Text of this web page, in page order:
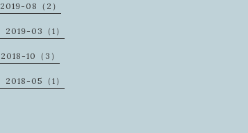
2019-08（2）
2019-03（1）
2018-10（3）
2018-05（1）